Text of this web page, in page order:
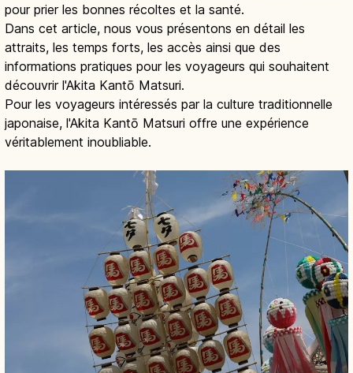
pour prier les bonnes récoltes et la santé.
Dans cet article, nous vous présentons en détail les
attraits, les temps forts, les accès ainsi que des
informations pratiques pour les voyageurs qui souhaitent
découvrir l'Akita Kantō Matsuri.
Pour les voyageurs intéressés par la culture traditionnelle
japonaise, l'Akita Kantō Matsuri offre une expérience
véritablement inoubliable.